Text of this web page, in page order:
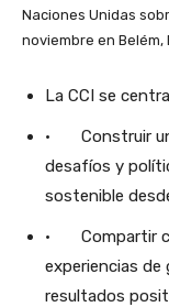
Naciones Unidas
noviembre en Belém,
La CCI se
· Construir
desafíos y
sostenible
· Compartir
experiencias
resultados